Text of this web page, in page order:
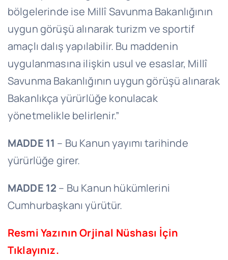
bölgelerinde ise Millî Savunma Bakanlığının
uygun görüşü alınarak turizm ve sportif
amaçlı dalış yapılabilir. Bu maddenin
uygulanmasına ilişkin usul ve esaslar, Millî
Savunma Bakanlığının uygun görüşü alınarak
Bakanlıkça yürürlüğe konulacak
yönetmelikle belirlenir.”
MADDE 11 – Bu Kanun yayımı tarihinde
yürürlüğe girer.
MADDE 12 – Bu Kanun hükümlerini
Cumhurbaşkanı yürütür.
Resmi Yazının Orjinal Nüshası İçin
Tıklayınız.